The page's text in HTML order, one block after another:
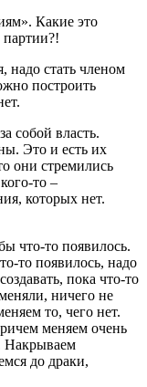
Какие это
надо стать членом
построить
собой власть.
Это и есть их
они стремились
то –
которых нет.
что-то появилось.
то появилось, надо
пока что-то
ничего не
то, чего нет.
меняем очень
Накрываем
до драки,